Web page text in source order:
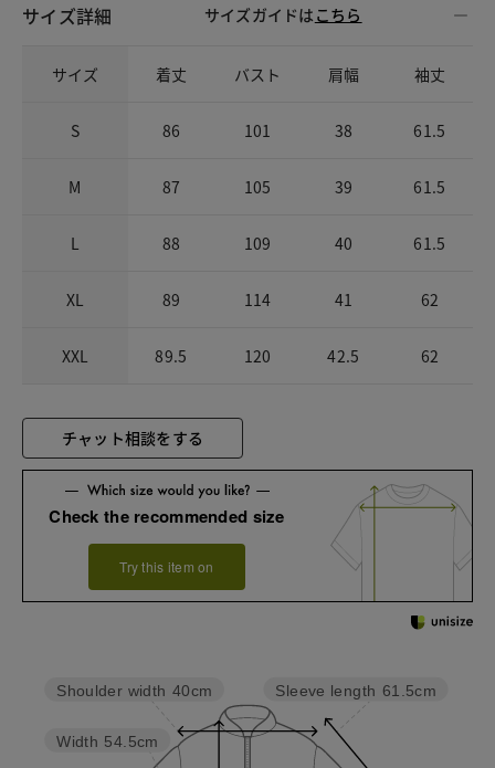
サイズ詳細 サイズガイドは こちら
サイズ 着丈 バスト 肩幅 袖丈
S 86 101 38 61.5
M 87 105 39 61.5
L 88 109 40 61.5
XL 89 114 41 62
XXL 89.5 120 42.5 62
チャット相談をする
Check the recommended size
Try this item on
Sleeve length 61.5cm
Width 54.5cm
Shoulder width 40cm